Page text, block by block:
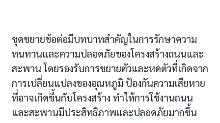
ชุดขยายข้อต่อมีบทบาทสำคัญในการรักษาความ
ทนทานและความปลอดภัยของโครงสร้างถนนและ
สะพาน โดยรองรับการขยายตัวและหดตัวที่เกิดจาก
การเปลี่ยนแปลงของอุณหภูมิ ป้องกันความเสียหาย
ที่อาจเกิดขึ้นกับโครงสร้าง ทำให้การใช้งานถนน
และสะพานมีประสิทธิภาพและปลอดภัยมากขึ้น